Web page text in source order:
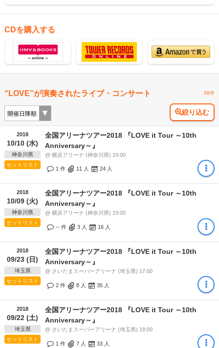
CDを購入する
“LOVE”が演奏されたライブ・コンサート 38件
絞り込む
2018
10/10 (水)
神奈川県
セットリスト
全国アリーナツアー2018 『LOVE it Tour ～10th
Anniversary～』
@ 横浜アリーナ (神奈川県) 19:00
1 件 11 人 24 人
2018
10/09 (火)
神奈川県
セットリスト
全国アリーナツアー2018 『LOVE it Tour ～10th
Anniversary～』
@ 横浜アリーナ (神奈川県) 19:00
-- 件 3 人 16 人
2018
09/23 (日)
埼玉県
セットリスト
全国アリーナツアー2018 『LOVE it Tour ～10th
Anniversary～』
@ さいたまスーパーアリーナ (埼玉県) 17:00
2 件 8 人 35 人
2018
09/22 (土)
埼玉県
セットリスト
全国アリーナツアー2018 『LOVE it Tour ～10th
Anniversary～』
@ さいたまスーパーアリーナ (埼玉県) 18:00
1 件 7 人 33 人